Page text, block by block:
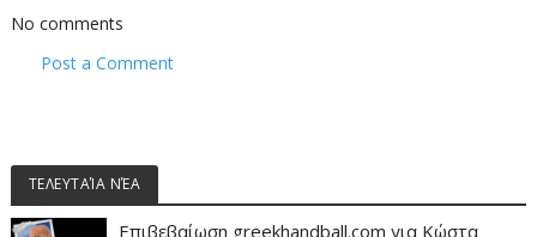
No comments
Post a Comment
ΤΕΛΕΥΤΑΊΑ ΝΈΑ
Επιβεβαίωση greekhandball.com για Κώστα